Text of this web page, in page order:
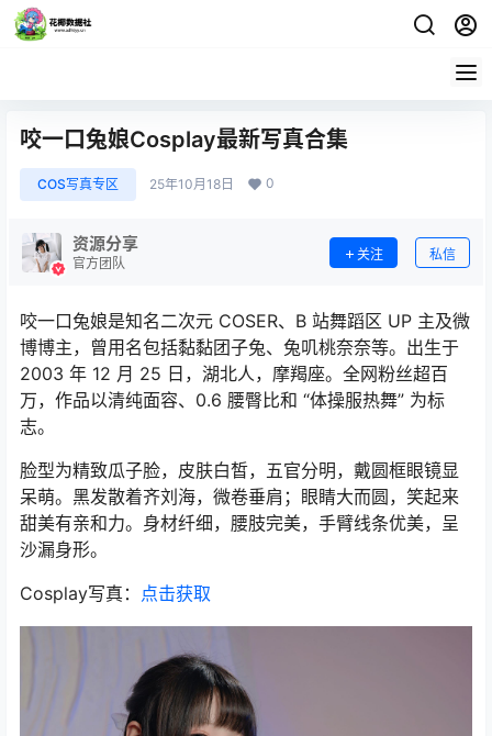
咬一口兔娘Cosplay最新写真合集
COS写真专区 25年10月18日 0
资源分享
官方团队
关注 私信
咬一口兔娘是知名二次元 COSER、B 站舞蹈区 UP 主及微
博博主，曾用名包括黏黏团子兔、兔叽桃奈奈等。出生于
2003 年 12 月 25 日，湖北人，摩羯座。全网粉丝超百
万，作品以清纯面容、0.6 腰臀比和 “体操服热舞” 为标
志。
脸型为精致瓜子脸，皮肤白皙，五官分明，戴圆框眼镜显
呆萌。黑发散着齐刘海，微卷垂肩；眼睛大而圆，笑起来
甜美有亲和力。身材纤细，腰肢完美，手臂线条优美，呈
沙漏身形。
Cosplay写真： 点击获取